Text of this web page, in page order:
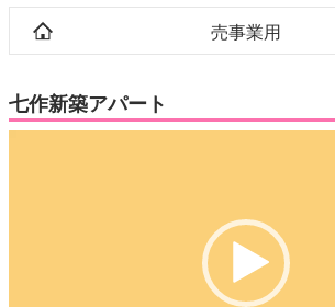
売事業用
七作新築アパート